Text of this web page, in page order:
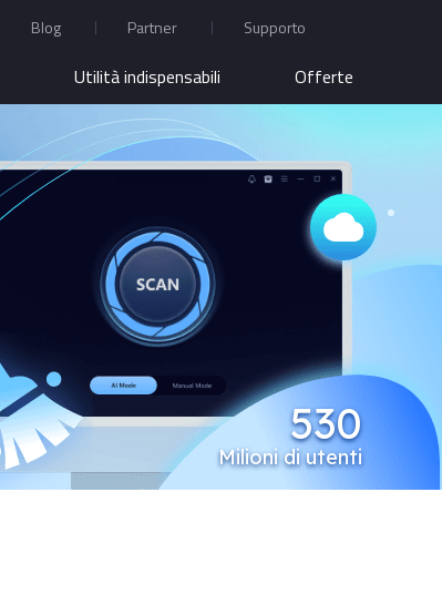
Blog Partner Supporto
Utilità indispensabili Offerte
530
Milioni di utenti